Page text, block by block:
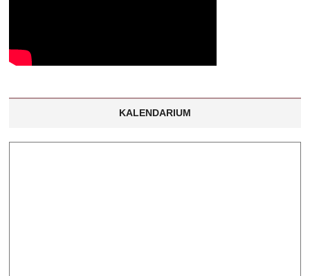
KALENDARIUM